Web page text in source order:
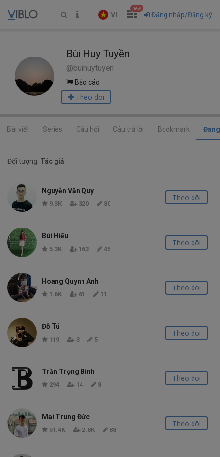
VI
new
Đăng nhập/Đăng ký
Bùi Huy Tuyền
@buihuytuyen
Báo cáo
Theo dõi
Bài viết Series Câu hỏi Câu trả lời Bookmark
Đối tượng: Tác giả
Nguyễn Văn Quy
9.3K 320 80
Theo dõi
Bùi Hiếu
5.3K 163 45
Theo dõi
Hoang Quynh Anh
1.6K 61 11
Theo dõi
Đỗ Tú
119 3 5
Theo dõi
Trần Trọng Binh
294 14 8
Theo dõi
Mai Trung Đức
51.4K 2.8K 88
Theo dõi